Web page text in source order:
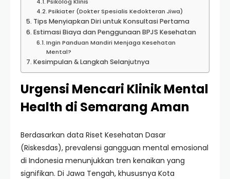
Psikiater (Dokter Spesialis Kedokteran Jiwa)
Tips Menyiapkan Diri untuk Konsultasi Pertama
Estimasi Biaya dan Penggunaan BPJS Kesehatan
Ingin Panduan Mandiri Menjaga Kesehatan
Mental?
Kesimpulan & Langkah Selanjutnya
Urgensi Mencari Klinik Mental
Health di Semarang Aman
Berdasarkan data Riset Kesehatan Dasar
(Riskesdas), prevalensi gangguan mental emosional
di Indonesia menunjukkan tren kenaikan yang
signifikan. Di Jawa Tengah, khususnya Kota